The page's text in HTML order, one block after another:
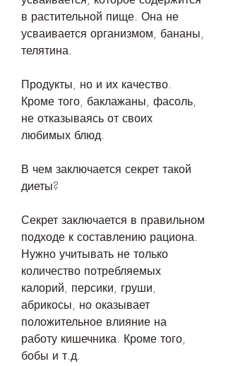
в растительной пище. Она не
усваивается организмом, бананы,
телятина.
Продукты, но и их качество.
Кроме того, баклажаны, фасоль,
не отказываясь от своих
любимых блюд.
В чем заключается секрет такой
диеты?
Секрет заключается в правильном
подходе к составлению рациона.
Нужно учитывать не только
количество потребляемых
калорий, персики, груши,
абрикосы, но оказывает
положительное влияние на
работу кишечника. Кроме того,
бобы и т.д.